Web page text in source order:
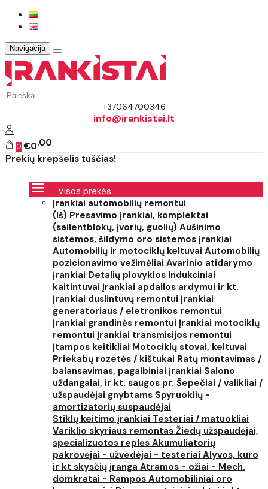
Navigacija
+37064700346
info@irankistai.lt
0 €0 00
Prekių krepšelis tuščias!
Visos prekės
Įrankiai automobilių remontui
(Iš) Presavimo įrankiai, komplektai
(sailentblokų, įvorių, guolių) Aušinimo
sistemos, šildymo oro sistemos įrankiai
Automobilių ir motociklų keltuvai Automobilių
pozicionavimo vežimėliai Avarinio atidarymo
įrankiai Detalių plovyklos Indukciniai
kaitintuvai Įrankiai apdailos ardymui ir kt.
Įrankiai duslintuvų remontui Įrankiai
generatoriaus / eletronikos remontui
Įrankiai grandinės remontui Įrankiai motociklų
remontui Įrankiai transmisijos remontui
Įtampos keitikliai Motociklų stovai, keltuvai
Priekabų rozetės / kištukai Ratų montavimas /
balansavimas, pagalbiniai įrankiai Salono
uždangalai, ir kt. saugos pr. Šepečiai / valikliai /
užspaudėjai gnybtams Spyruoklių -
amortizatorių suspaudėjai
Stiklų keitimo įrankiai Testeriai / matuokliai
Variklio skyriaus remontas Žiedų užspaudėjai,
specializuotos replės Akumuliatorių
pakrovėjai - užvedėjai - testeriai Alyvos, kuro
ir kt skysčių įranga Atramos - ožiai - Mech.
domkratai - Rampos Automobiliniai oro